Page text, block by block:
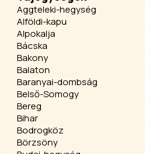
Aggteleki-hegység
Alföldi-kapu
Alpokalja
Bácska
Bakony
Balaton
Baranyai-dombság
Belső-Somogy
Bereg
Bihar
Bodrogköz
Börzsöny